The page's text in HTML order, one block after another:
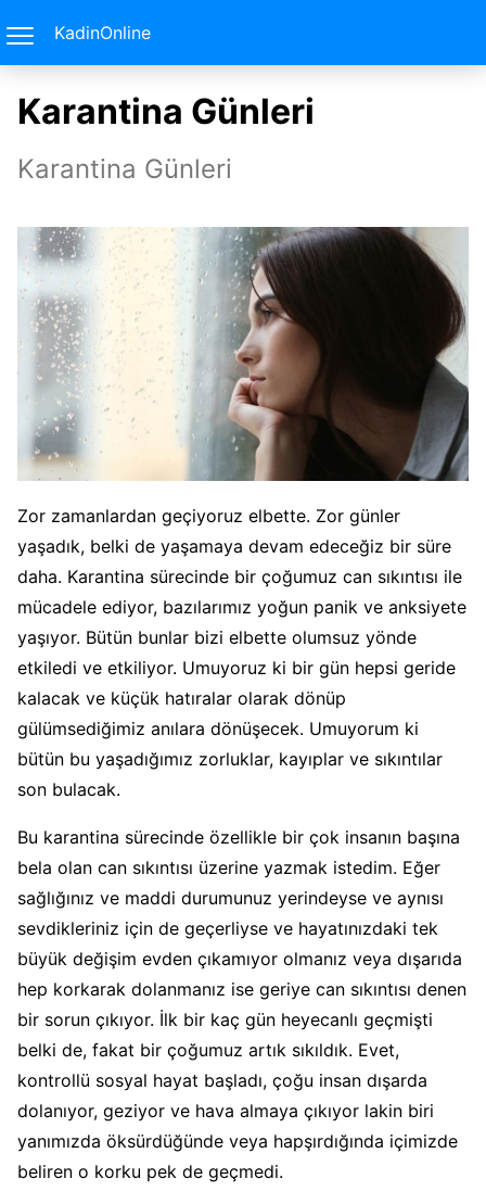
KadinOnline
Karantina Günleri
Karantina Günleri
Zor zamanlardan geçiyoruz elbette. Zor günler
yaşadık, belki de yaşamaya devam edeceğiz bir süre
daha. Karantina sürecinde bir çoğumuz can sıkıntısı ile
mücadele ediyor, bazılarımız yoğun panik ve anksiyete
yaşıyor. Bütün bunlar bizi elbette olumsuz yönde
etkiledi ve etkiliyor. Umuyoruz ki bir gün hepsi geride
kalacak ve küçük hatıralar olarak dönüp
gülümsediğimiz anılara dönüşecek. Umuyorum ki
bütün bu yaşadığımız zorluklar, kayıplar ve sıkıntılar
son bulacak.
Bu karantina sürecinde özellikle bir çok insanın başına
bela olan can sıkıntısı üzerine yazmak istedim. Eğer
sağlığınız ve maddi durumunuz yerindeyse ve aynısı
sevdikleriniz için de geçerliyse ve hayatınızdaki tek
büyük değişim evden çıkamıyor olmanız veya dışarıda
hep korkarak dolanmanız ise geriye can sıkıntısı denen
bir sorun çıkıyor. İlk bir kaç gün heyecanlı geçmişti
belki de, fakat bir çoğumuz artık sıkıldık. Evet,
kontrollü sosyal hayat başladı, çoğu insan dışarda
dolanıyor, geziyor ve hava almaya çıkıyor lakin biri
yanımızda öksürdüğünde veya hapşırdığında içimizde
beliren o korku pek de geçmedi.